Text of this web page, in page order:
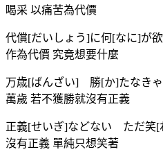
喝采 以痛苦為代價
代償[だいしょう]に何[なに]が
作為代價 究竟想要什麼
万歳[ばんざい] 勝[か]たなき
萬歲 若不獲勝就沒有正義
正義[せいぎ]などない ただ笑[
沒有正義 單純只想笑著